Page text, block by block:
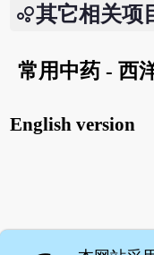
其它相关项
常用中药 - 西
English version